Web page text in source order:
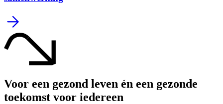
Voor een gezond leven én een gezonde
toekomst voor iedereen